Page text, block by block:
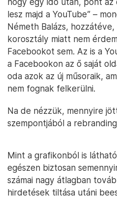
lesz majd a YouTube” –
Németh Balázs,
korosztály miatt nem
Facebookot sem. Az is a
a Facebookon az ő saját
oda azok az új műsoraik,
nem fognak felkerülni.
Na de nézzük, mennyire
szempontjából a
Mint a grafikonból is
egészen biztosan
számai nagy átlagban
hirdetések tiltása utáni